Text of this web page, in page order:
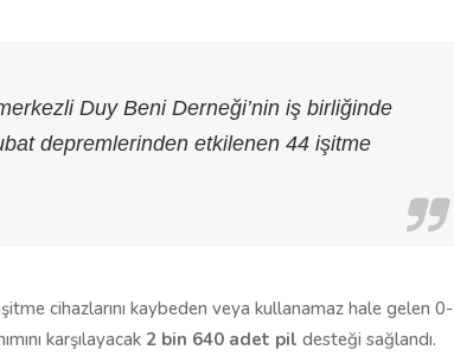
Duy Beni Derneği’nin iş birliğinde
depremlerinden etkilenen 44 işitme
cihazlarını kaybeden veya kullanamaz hale gelen 0-
karşılayacak 2 bin 640 adet pil desteği sağlandı.